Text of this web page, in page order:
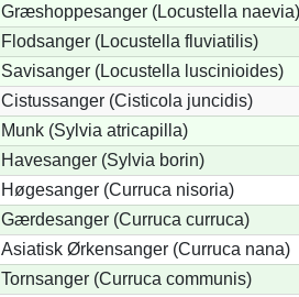
Græshoppesanger (Locustella naevia)
Flodsanger (Locustella fluviatilis)
Savisanger (Locustella luscinioides)
Cistussanger (Cisticola juncidis)
Munk (Sylvia atricapilla)
Havesanger (Sylvia borin)
Høgesanger (Curruca nisoria)
Gærdesanger (Curruca curruca)
Asiatisk Ørkensanger (Curruca nana)
Tornsanger (Curruca communis)